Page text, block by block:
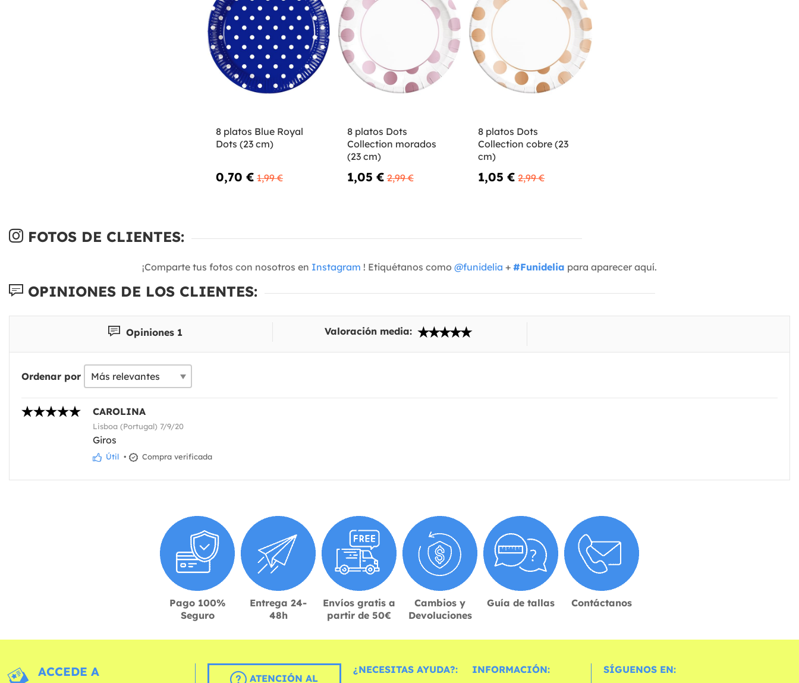
8 platos Blue Royal
Dots (23 cm)
0,70 € 1,99 €
8 platos Dots
Collection morados
(23 cm)
1,05 € 2,99 €
8 platos Dots
Collection cobre (23
cm)
1,05 € 2,99 €
FOTOS DE CLIENTES:
¡Comparte tus fotos con nosotros en Instagram ! Etiquétanos como @funidelia + #Funidelia para aparecer aquí.
OPINIONES DE LOS CLIENTES:
Opiniones 1 Valoración media:
Ordenar por
CAROLINA
Lisboa (Portugal) 7/9/20
Giros
Útil • Compra verificada
Pago 100%
Seguro
Entrega 24-
48h
Envíos gratis a
partir de 50€
Cambios y
Devoluciones
Guía de tallas Contáctanos
ACCEDE A
ATENCIÓN AL
¿NECESITAS AYUDA?: INFORMACIÓN: SÍGUENOS EN: